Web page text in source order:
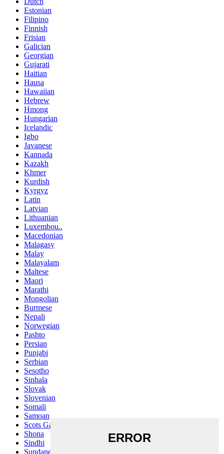
Estonian
Filipino
Finnish
Frisian
Galician
Georgian
Gujarati
Haitian
Hausa
Hawaiian
Hebrew
Hmong
Hungarian
Icelandic
Igbo
Javanese
Kannada
Kazakh
Khmer
Kurdish
Kyrgyz
Latin
Latvian
Lithuanian
Luxembou..
Macedonian
Malagasy
Malay
Malayalam
Maltese
Maori
Marathi
Mongolian
Burmese
Nepali
Norwegian
Pashto
Persian
Punjabi
Serbian
Sesotho
Sinhala
Slovak
Slovenian
Somali
Samoan
Scots Gaelic
Shona
Sindhi
Sundanese